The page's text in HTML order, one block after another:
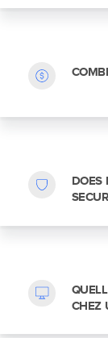
DOES
CHEZ